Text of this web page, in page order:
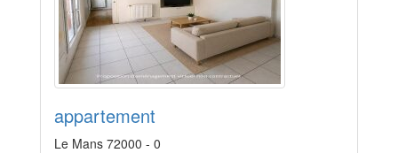
appartement
Le Mans 72000 - 0